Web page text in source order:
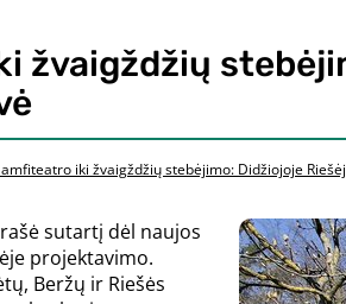
žvaigždžių
iki žvaigždžių stebėjimo: Didžiojoje
sutartį dėl naujos
projektavimo.
Beržų ir Riešės